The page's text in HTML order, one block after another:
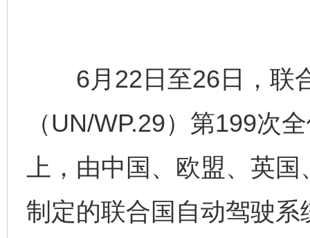
6月22日至26日，联
（UN/WP.29）第199次
上，由中国、欧盟、英
制定的联合国自动驾驶